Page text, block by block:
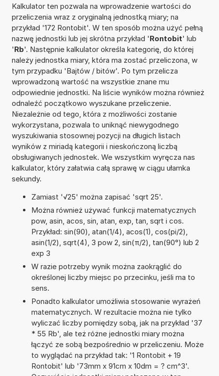
Kalkulator ten pozwala na wprowadzenie wartości do
przeliczenia wraz z oryginalną jednostką miary; na
przykład '172 Rontobit'. W ten sposób można użyć pełną
nazwę jednostki lub jej skrótna przykład 'Rontobit' lub
'Rb'. Następnie kalkulator określa kategorię, do której
należy jednostka miary, która ma zostać przeliczona, w
tym przypadku 'Bajtów / bitów'. Po tym przelicza
wprowadzoną wartość na wszystkie znane mu
odpowiednie jednostki. Na liście wyników można również
odnaleźć początkowo wyszukane przeliczenie.
Niezależnie od tego, która z możliwości zostanie
wykorzystana, pozwala to uniknąć niewygodnego
wyszukiwania stosownej pozycji na długich listach
wyników z miriadą kategorii i nieskończoną liczbą
obsługiwanych jednostek. We wszystkim wyręcza nas
kalkulator, który załatwia całą sprawę w ciągu ułamka
sekundy.
Zamiast '√25' można zapisać 'sqrt 25'.
Można również używać funkcji matematycznych
pow, asin, acos, sin, atan, exp, tan, sqrt i cos.
Przykład: sin(90), atan(1/4), acos(1), cos(pi/2),
asin(1/2), sqrt(4), 3 pow 2, sin(π/2), tan(90°) lub 2
exp 3
W razie potrzeby wynik można zaokrąglić do
określonej liczby miejsc po przecinku, jeśli ma to
sens.
Ponadto kalkulator umożliwia stosowanie wyrażeń
matematycznych. W rezultacie można nie tylko
wyliczać liczby pomiędzy sobą, jak na przykład '37
* 55 Rb', ale też różne jednostki miary można
łączyć ze sobą bezpośrednio w przeliczeniu. Może
to wyglądać na przykład tak: '1 Rontobit + 19
Rontobit' lub '73mm x 91cm x 10dm = ? cm^3'.